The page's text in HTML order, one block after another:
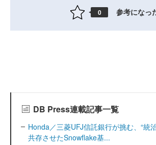
0 参考になっ
DB Press連載記事一覧
Honda／三菱UFJ信託銀行が挑む、“統
共存させたSnowflake基...